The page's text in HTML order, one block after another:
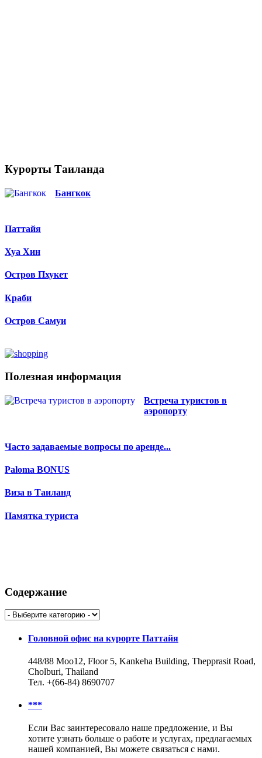
Курорты Таиланда
Бангкок
Паттайя
Хуа Хин
Остров Пхукет
Краби
Остров Самуи
Полезная информация
Встреча туристов в
аэропорту
Часто задаваемые вопросы по аренде...
Paloma BONUS
Виза в Таиланд
Памятка туриста
Содержание
Головной офис на курорте Паттайя
448/88 Moo12, Floor 5, Kankeha Building, Thepprasit Road,
Cholburi, Thailand
Тел. +(66-84) 8690707
***
Если Вас заинтересовало наше предложение, и Вы
хотите узнать больше о работе и услугах, предлагаемых
нашей компанией, Вы можете связаться с нами.